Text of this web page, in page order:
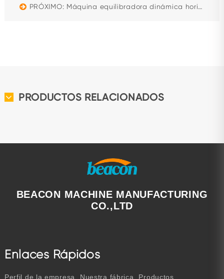
PRÓXIMO: Máquina equilibradora dinámica horizontal con soporte rígido serie YYQ YYQ-500S
PRODUCTOS RELACIONADOS
BEACON MACHINE MANUFACTURING
CO.,LTD
Enlaces Rápidos
Perfil de la empresa Nuestra fábrica
Productos